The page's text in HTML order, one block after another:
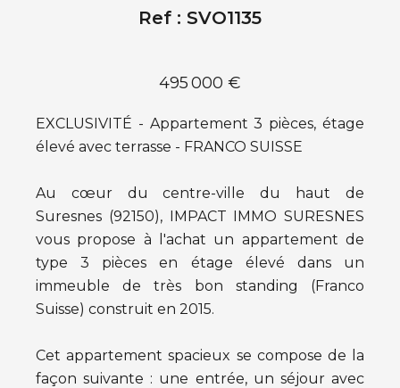
Ref : SVO1135
495 000 €
EXCLUSIVITÉ - Appartement 3 pièces, étage
élevé avec terrasse - FRANCO SUISSE
Au cœur du centre-ville du haut de
Suresnes (92150), IMPACT IMMO SURESNES
vous propose à l'achat un appartement de
type 3 pièces en étage élevé dans un
immeuble de très bon standing (Franco
Suisse) construit en 2015.
Cet appartement spacieux se compose de la
façon suivante : une entrée, un séjour avec